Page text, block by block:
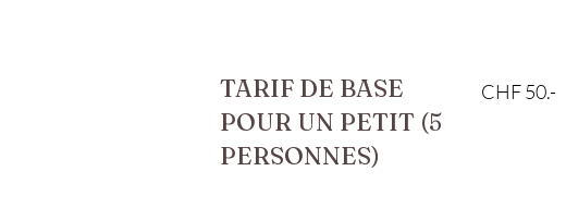
TARIF DE BASE
POUR UN PETIT (5
PERSONNES)
CHF 50.-